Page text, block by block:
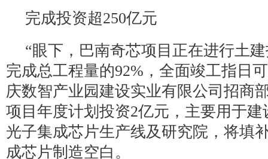
完成投资超250亿元
“眼下，巴南奇芯项目正在进行土
完成总工程量的92%，全面竣工指日
庆数智产业园建设实业有限公司招商
项目年度计划投资2亿元，主要用于
光子集成芯片生产线及研究院，将填
成芯片制造空白。